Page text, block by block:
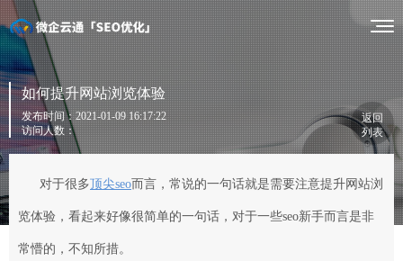
如何提升网站浏览体验
发布时间：2021-01-09 16:17:22
访问人数：
返回
列表
对于很多顶尖seo而言，常说的一句话就是需要注意提升网站浏
览体验，看起来好像很简单的一句话，对于一些seo新手而言是非
常懵的，不知所措。